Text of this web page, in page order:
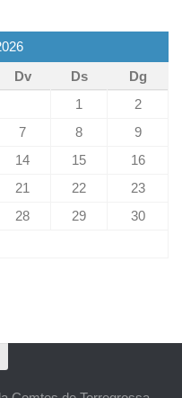
Dv Ds
Dg
1
2
7 8
9
14 15
16
21 22
23
28 29
30